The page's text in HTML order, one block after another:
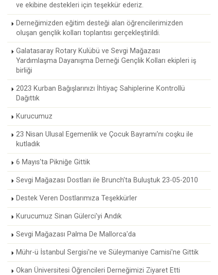
ve ekibine destekleri için teşekkür ederiz.
Derneğimizden eğitim desteği alan öğrencilerimizden
oluşan gençlik kolları toplantısı gerçekleştirildi.
Galatasaray Rotary Kulübü ve Sevgi Mağazası
Yardımlaşma Dayanışma Derneği Gençlik Kolları ekipleri iş
birliği
2023 Kurban Bağışlarınızı İhtiyaç Sahiplerine Kontrollü
Dağıttık
Kurucumuz
23 Nisan Ulusal Egemenlik ve Çocuk Bayramı'nı coşku ile
kutladık
6 Mayıs'ta Pikniğe Gittik
Sevgi Mağazası Dostları ile Brunch'ta Buluştuk 23-05-2010
Destek Veren Dostlarımıza Teşekkürler
Kurucumuz Sinan Gülerci'yi Andık
Sevgi Mağazası Palma De Mallorca'da
Mühr-ü İstanbul Sergisi'ne ve Süleymaniye Camisi'ne Gittik
Okan Üniversitesi Öğrencileri Derneğimizi Ziyaret Etti